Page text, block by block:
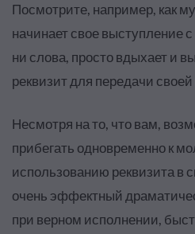
Посмотрите, например, как
начинает свое выступление с
ни слова, просто вдыхает и
реквизит для передачи
Несмотря на то, что вам,
прибегать одновременно к
использованию реквизита в
очень эффектный
при верном исполнении,